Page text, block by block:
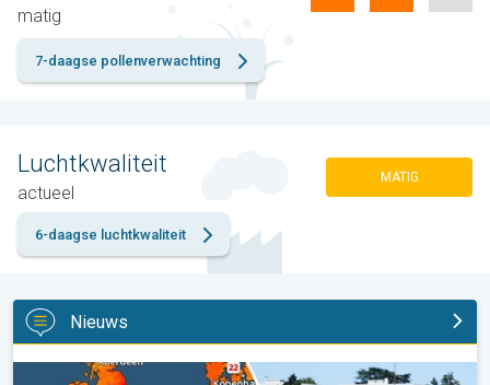
matig
7-daagse pollenverwachting
Luchtkwaliteit
actueel
MATIG
6-daagse luchtkwaliteit
Nieuws
West-Europa stevent af op recordzomer. Ongewoon heet en